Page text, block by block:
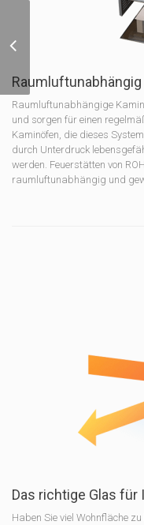
Raumluftunabhängig
Raumluftunabhängige
und sorgen für einen
Kaminöfen, die dieses
durch Unterdruck
werden. Feuerstätten von
raumluftunabhängig und
Das richtige Glas für
Haben Sie viel Wohnfläche
Wasserführend NEMO
15KW]